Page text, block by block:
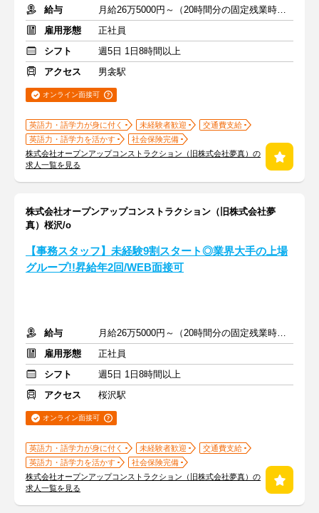
給与
月給26万5000円～（20時間分の固定残業時間代を含む）
雇用形態
正社員
シフト
週5日 1日8時間以上
アクセス
男衾駅
オンライン面接可
英語力・語学力が身に付く 未経験者歓迎
交通費支給
英語力・語学力を活かす
社会保険完備
株式会社オープンアップコンストラクション（旧株式会社夢真）の
求人一覧を見る
株式会社オープンアップコンストラクション（旧株式会社夢
真）桜沢/o
【事務スタッフ】未経験9割スタート◎業界大手の上場
グループ!!昇給年2回/WEB面接可
給与
月給26万5000円～（20時間分の固定残業時間代を含む）
雇用形態
正社員
シフト
週5日 1日8時間以上
アクセス
桜沢駅
オンライン面接可
英語力・語学力が身に付く 未経験者歓迎
交通費支給
英語力・語学力を活かす
社会保険完備
株式会社オープンアップコンストラクション（旧株式会社夢真）の
求人一覧を見る